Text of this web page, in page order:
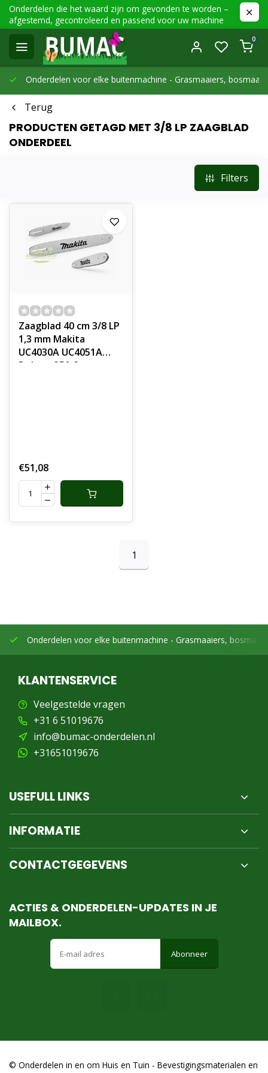
Onderdelen die het waard zijn om gevonden te worden –
afgestemd, gecontroleerd en passend voor uw machine
0
Onderdelen voor elke buitenmachine - Grasmaaiers,
Terug
PRODUCTEN GETAGD MET 3/8 LP ZAAGBLAD
ONDERDEEL
Filters
Zaagblad 40 cm 3/8 LP
1,3 mm Makita
UC4030A UC4051A
Dolmar 350 C
€51,08
1
Onderdelen voor elke buitenmachine - Grasmaaiers,
KLANTENSERVICE
Veelgestelde vragen
+31 6 51019676
info@bumac-onderdelen.nl
+31651019676
USEFULL LINKS
INFORMATIE
CONTACTGEGEVENS
ACTIES & ONDERDELEN-UPDATES IN JE
MAILBOX.
Abonneer
© Onderdelen in en om Huis en Tuin - Bevestigingsmaterialen en